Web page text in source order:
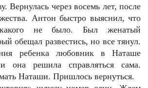
Вернулась через восемь лет, после
Антон быстро выяснил, что
не было. Был женатый
обещал развестись, но все тянул.
ребенка любовник в Наташе
и она решила справляться сама.
Наташи. Пришлось вернуться.